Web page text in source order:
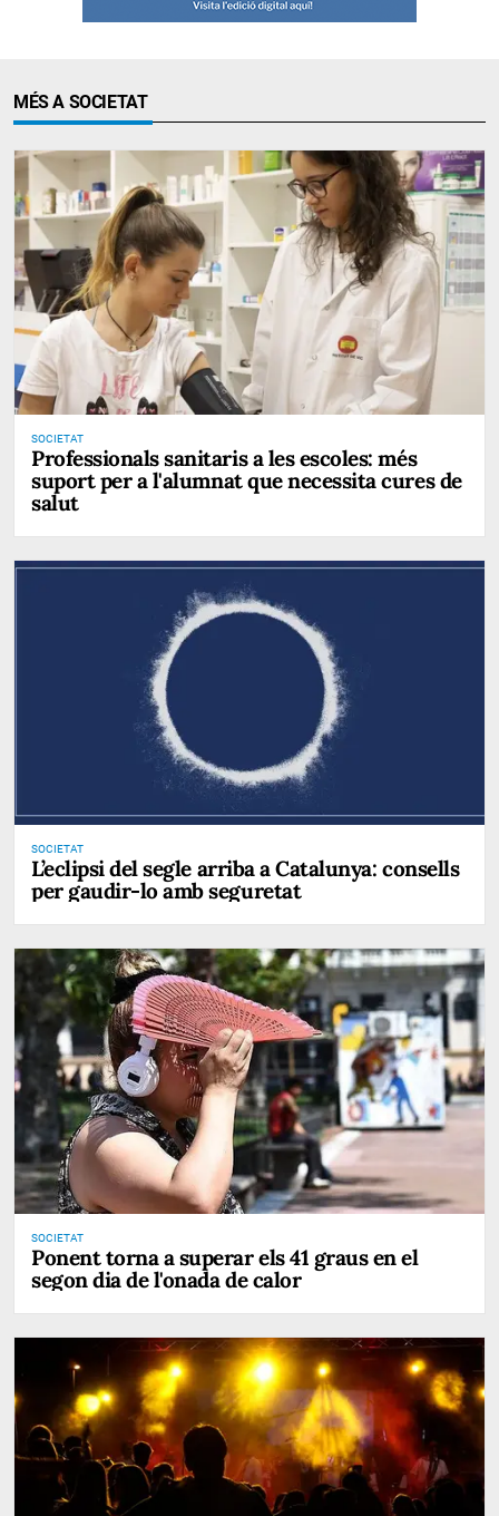
MÉS A SOCIETAT
SOCIETAT
Professionals sanitaris a les escoles: més
suport per a l'alumnat que necessita cures de
salut
SOCIETAT
L’eclipsi del segle arriba a Catalunya: consells
per gaudir-lo amb seguretat
SOCIETAT
Ponent torna a superar els 41 graus en el
segon dia de l'onada de calor